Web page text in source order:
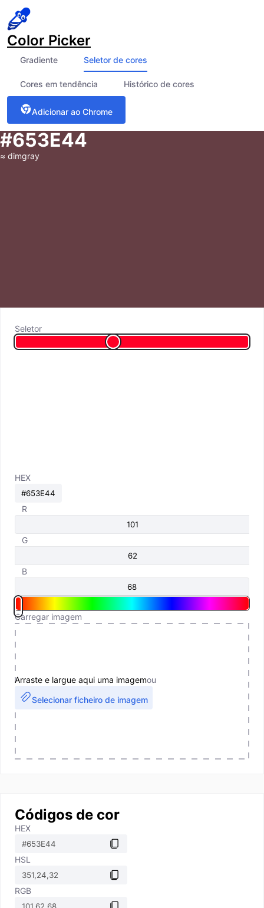
Color Picker
Gradiente Seletor de cores
Cores em tendência Histórico de cores
Adicionar ao Chrome
#653E44
≈ dimgray
Seletor
HEX
R
G
B
Carregar imagem
Arraste e largue aqui uma imagemou
Selecionar ficheiro de imagem
Códigos de cor
HEX
HSL
RGB